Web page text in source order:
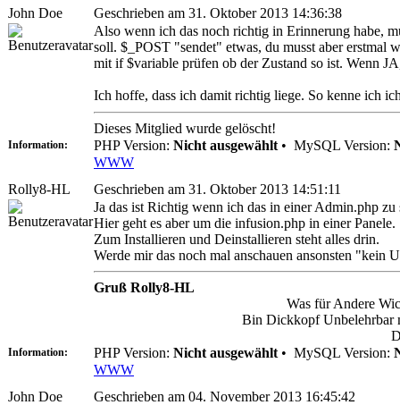
John Doe
Geschrieben am 31. Oktober 2013 14:36:38
Also wenn ich das noch richtig in Erinnerung habe,
soll. $_POST "sendet" etwas, du musst aber erstmal
mit if $variable prüfen ob der Zustand so ist. Wenn
Ich hoffe, dass ich damit richtig liege. So kenne ich
Dieses Mitglied wurde gelöscht!
Information: PHP Version: Nicht ausgewählt • MySQL Version:
WWW
Rolly8-HL
Geschrieben am 31. Oktober 2013 14:51:11
Ja das ist Richtig wenn ich das in einer Admin.php
Hier geht es aber um die infusion.php in einer Panele.
Zum Installieren und Deinstallieren steht alles drin.
Werde mir das noch mal anschauen ansonsten "kein
Gruß Rolly8-HL
Was für Andere
Bin Dickkopf Unbelehrbar
Information: PHP Version: Nicht ausgewählt • MySQL Version:
WWW
John Doe
Geschrieben am 04. November 2013 16:45:42